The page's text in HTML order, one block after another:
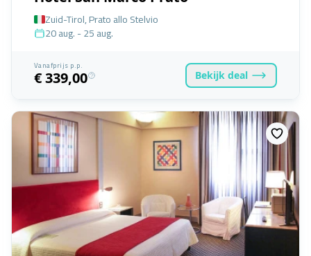
Zuid-Tirol, Prato allo Stelvio
20 aug. - 25 aug.
Vanafprijs p.p.
€ 339,00 Bekijk deal